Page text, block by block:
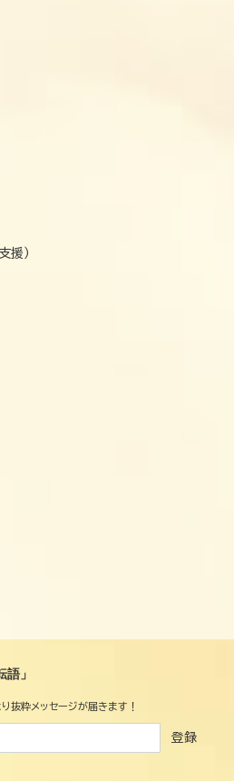
援）
」
抜粋メッセージが届きます！
登録